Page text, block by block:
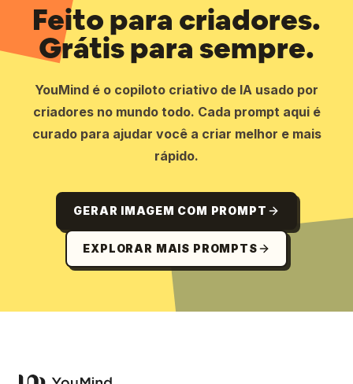
Feito para criadores.
Grátis para sempre.
YouMind é o copiloto criativo de IA usado por
criadores no mundo todo. Cada prompt aqui é
curado para ajudar você a criar melhor e mais
rápido.
GERAR IMAGEM COM PROMPT
EXPLORAR MAIS PROMPTS